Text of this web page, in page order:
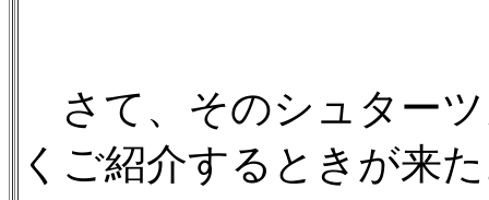
さて、そのシュター
くご紹介するときが来